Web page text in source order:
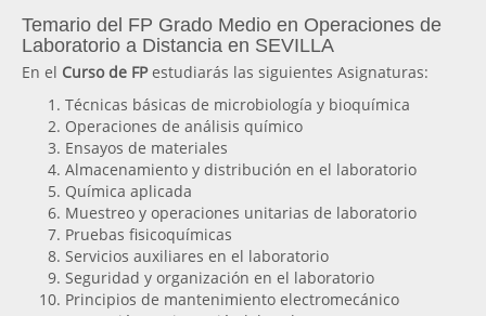
Temario del FP Grado Medio en Operaciones de
Laboratorio a Distancia en SEVILLA
En el Curso de FPestudiarás las siguientes Asignaturas:
Técnicas básicas de microbiología y bioquímica
Operaciones de análisis químico
Ensayos de materiales
Almacenamiento y distribución en el laboratorio
Química aplicada
Muestreo y operaciones unitarias de laboratorio
Pruebas fisicoquímicas
Servicios auxiliares en el laboratorio
Seguridad y organización en el laboratorio
Principios de mantenimiento electromecánico